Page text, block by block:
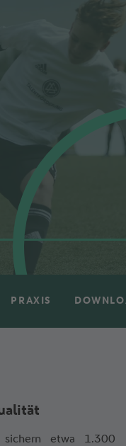
PRAXIS
etwa 1.300